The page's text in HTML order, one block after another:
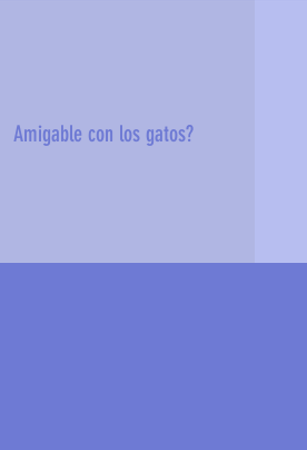
Amigable con los gatos?